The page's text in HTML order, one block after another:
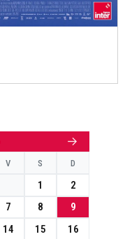
→
V S D
1
2
7 8
9
14 15
16